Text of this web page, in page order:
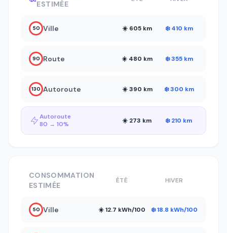
ESTIMÉE
50 Ville ☀️ 605 km ❄️ 410 km
90 Route ☀️ 480 km ❄️ 355 km
130 Autoroute ☀️ 390 km ❄️ 300 km
Autoroute
80 → 10%
☀️ 273 km ❄️ 210 km
CONSOMMATION
ESTIMÉE
ÉTÉ HIVER
50 Ville ☀️ 12.7 kWh/100 ❄️ 18.8 kWh/100